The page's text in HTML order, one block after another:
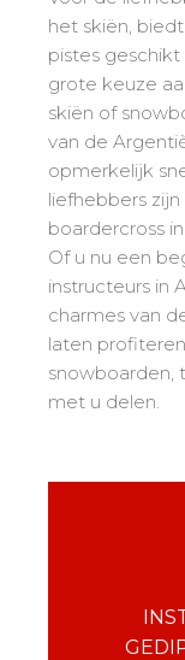
Savoie 83
Haute-Savoie
Isère 17
Zuiden van de
Massif Central
Pyreneeën 20
Jura 6
Vosges
Corsica 1
Vanaf de Kleine
Tieners en
Alle niveaus
Prestaties
Zij aa zij staan
Tests
Kinderen
Voor alle "riders"
Onze
Is voor ons een
Challenge
Nordic
Les résultats par
Bank
Les résultats par
Les résultats par
het skiën,
pistes geschikt
grote keuze
skiën of
van de
opmerkelijk
liefhebbers
boardercross
Of u nu een
instructeurs in
charmes van
laten
snowboarden,
met u delen.